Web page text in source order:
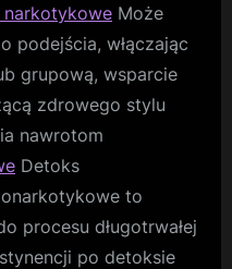
Może
podejścia, włączając
grupową, wsparcie
zdrowego stylu
nawrotom
Detoks
to
procesu długotrwałej
po detoksie